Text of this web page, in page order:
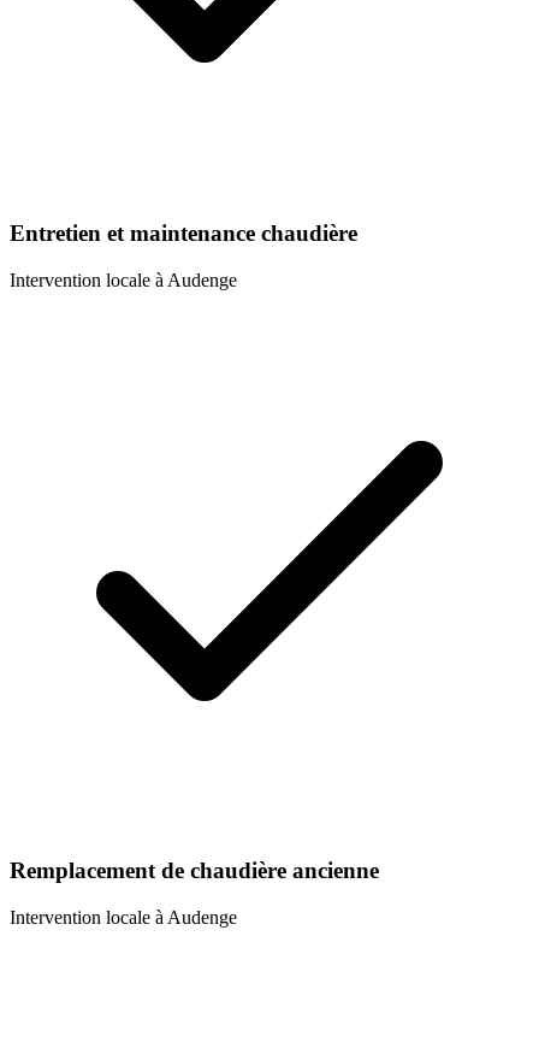
Entretien et maintenance chaudière
Intervention locale à Audenge
Remplacement de chaudière ancienne
Intervention locale à Audenge